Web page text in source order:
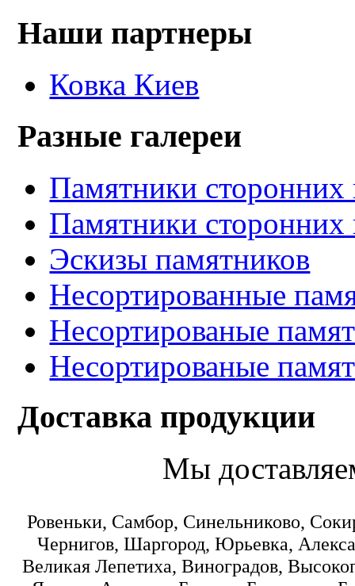
Наши партнеры
Ковка Киев
Разные галереи
Памятники сторонних
Памятники сторонних
Эскизы памятников
Несортированные
Несортированые
Несортированые
Доставка продукции
Мы
Ровеньки, Самбор, Синельниково,
Чернигов, Шаргород, Юрьевка,
Великая Лепетиха, Виноградов,